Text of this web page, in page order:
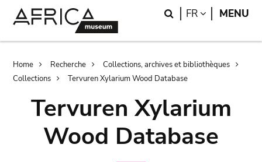
Search
FR LANGUAGE
MENU
Breadcrumb
Home Recherche
Collections, archives et bibliothèques
Collections
Tervuren Xylarium Wood Database
Tervuren Xylarium
Wood Database